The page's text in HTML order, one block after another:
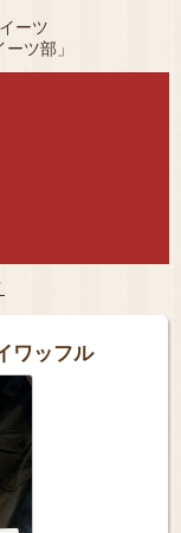
ーツ
ツ部」
ワッフル